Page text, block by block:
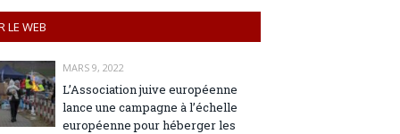
LE WEB
MARS 9, 2022
L’Association juive européenne
lance une campagne à l’échelle
européenne pour héberger les